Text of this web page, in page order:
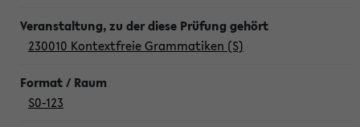
230010 Kontextfreie Grammatiken (S)
S0-123